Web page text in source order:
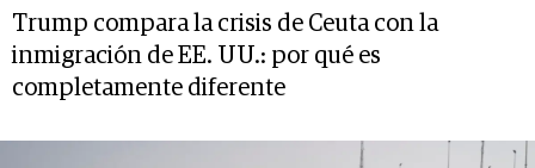
Trump compara la crisis de Ceuta con la
inmigración de EE. UU.: por qué es
completamente diferente